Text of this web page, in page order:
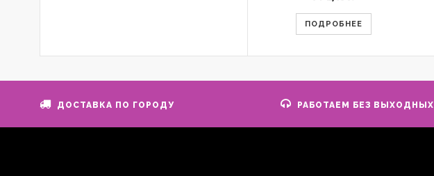
ПОДРОБНЕЕ
ДОСТАВКА ПО ГОРОДУ РАБОТАЕМ БЕЗ ВЫХОДНЫХ